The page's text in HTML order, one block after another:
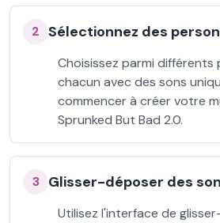
2 Sélectionnez des
Choisissez parmi différents
chacun avec des sons
commencer à créer votre
Sprunked But Bad 2.0.
3 Glisser-déposer des
Utilisez l'interface de